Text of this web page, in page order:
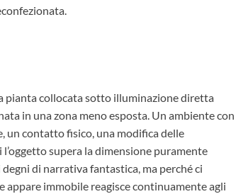
pianta collocata sotto illuminazione diretta
in una zona meno esposta. Un ambiente con
un contatto fisico, una modifica delle
supera la dimensione puramente
di narrativa fantastica, ma perché ci
appare immobile reagisce continuamente agli